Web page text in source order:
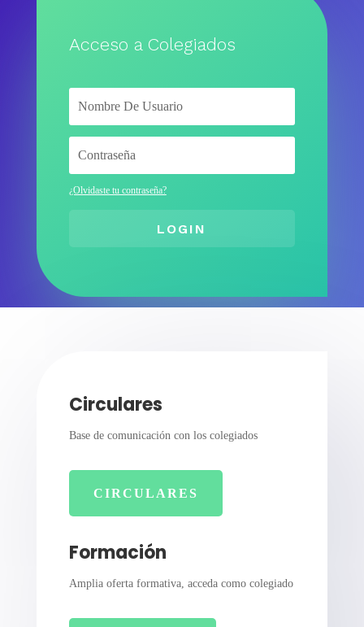
Acceso a Colegiados
¿Olvidaste tu contraseña?
LOGIN
Circulares
Base de comunicación con los colegiados
CIRCULARES
Formación
Amplia oferta formativa, acceda como colegiado